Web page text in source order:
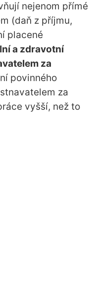
nejenom přímé
(daň z příjmu,
placené
a zdravotní
za
povinného
za
vyšší, než to